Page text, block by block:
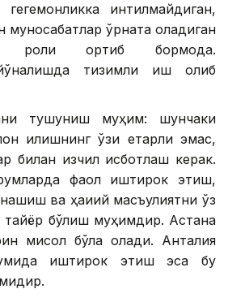
интилмайдиган,
ўрната оладиган
роли ортиб бормоқда.
тизимли иш олиб
тушуниш муҳим: шунчаки
қилишнинг ўзи етарли эмас,
билан изчил исботлаш керак.
фаол иштирок этиш,
ва ҳақиқий масъулиятни ўз
тайёр бўлиш муҳимдир. Астана
мисол бўла олади. Анталия
иштирок этиш эса бу